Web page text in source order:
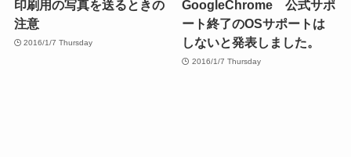
印刷用の写真を送るときの
注意
2016/1/7 Thursday
GoogleChrome 公式サポ
ート終了のOSサポートは
しないと発表しました。
2016/1/7 Thursday